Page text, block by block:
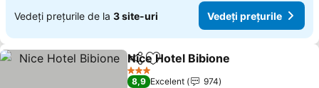
Vedeți prețurile de la 3 site-uri Vedeți prețurile
DistribuițiAdăugaţi la favorite
Nice Hotel Bibione
3 Stele
8,9 Excelent
974